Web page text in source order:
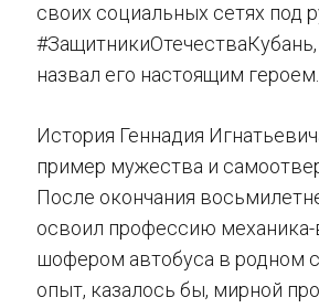
своих социальных сетях под
назвал его настоящим героем.
История Геннадия
пример мужества и
После окончания
освоил профессию механика-
шофером автобуса в родном
опыт, казалось бы, мирной